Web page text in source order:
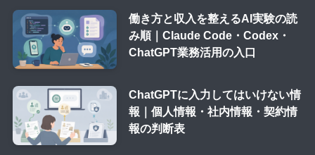
働き方と収入を整えるAI実験の読
み順｜Claude Code・Codex・
ChatGPT業務活用の入口
ChatGPTに入力してはいけない情
報｜個人情報・社内情報・契約情
報の判断表